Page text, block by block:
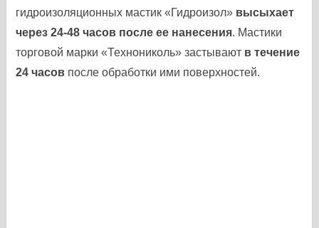
гидроизоляционных мастик «Гидроизол» высыхает
через 24-48 часов после ее нанесения. Мастики
торговой марки «Технониколь» застывают в течение
24 часов после обработки ими поверхностей.